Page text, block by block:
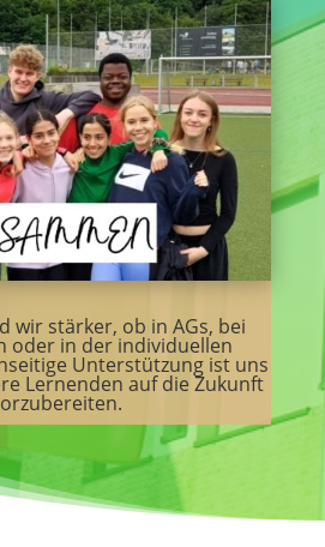
wir stärker, ob in AGs, bei
oder in der individuellen
Unterstützung ist uns
Lernenden auf die Zukunft